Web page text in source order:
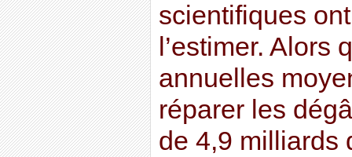
scientifiques
l’estimer. Alors
annuelles
réparer les
de 4,9 milliards